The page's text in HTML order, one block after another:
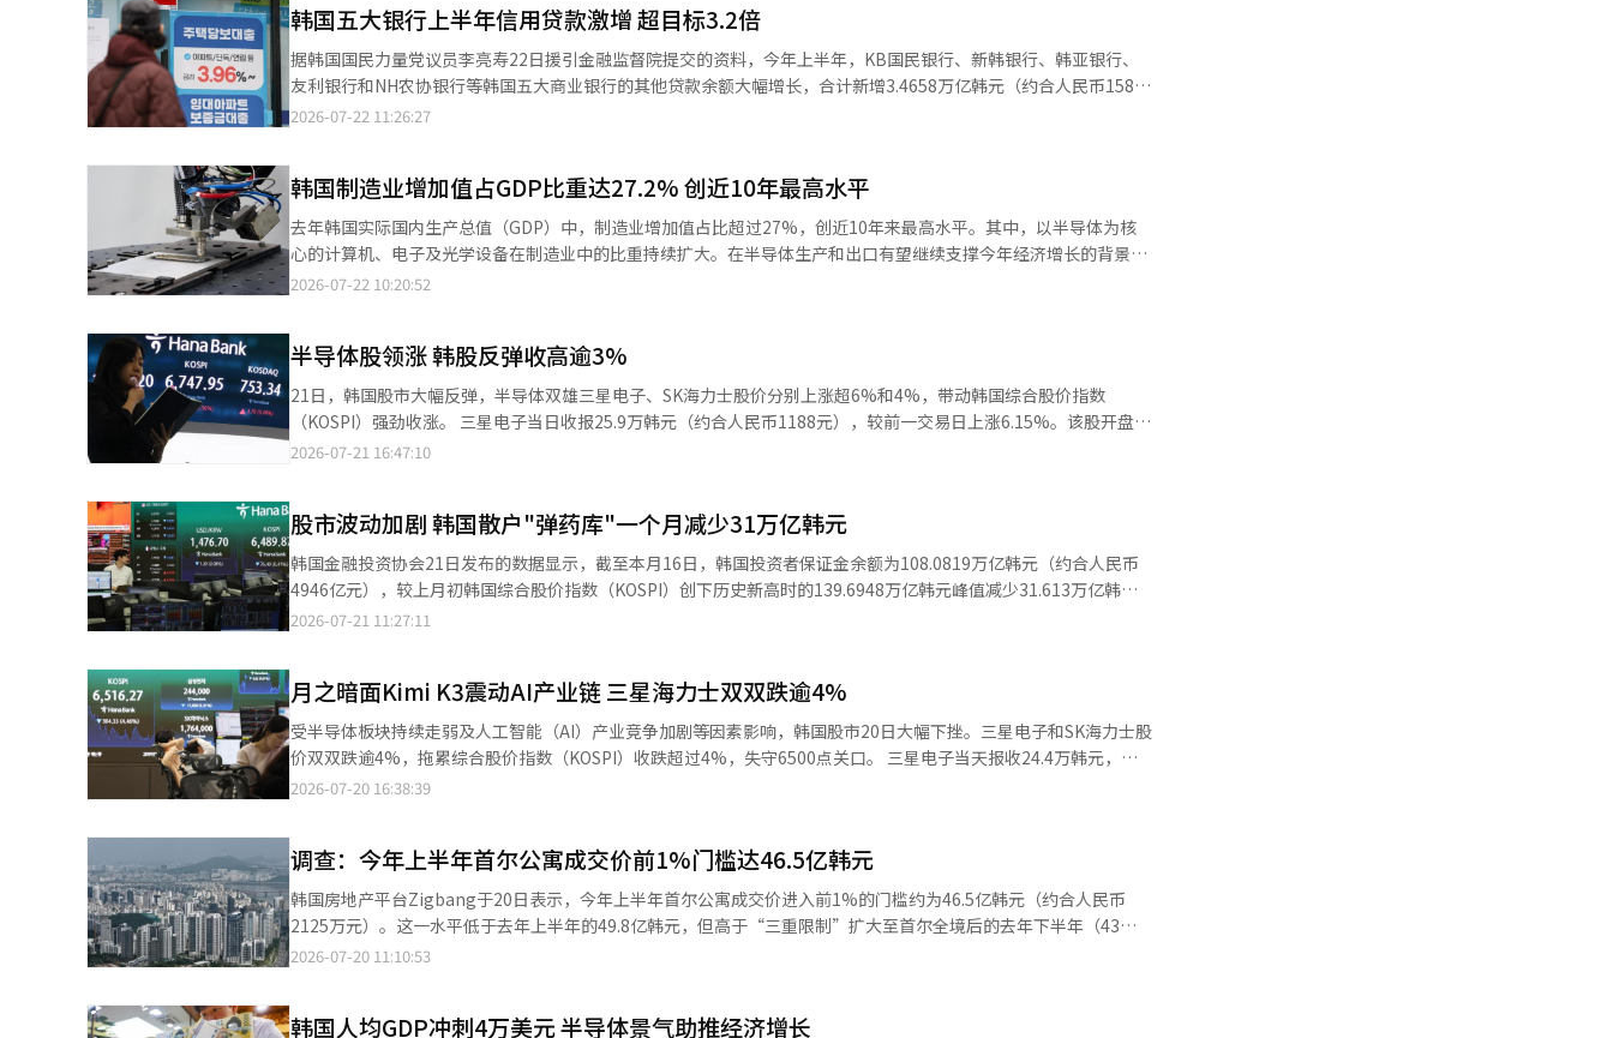
韩国五大银行上半年信用贷款激增 超目标3.2倍
据韩国国民力量党议员李亮寿22日援引金融监督院提交的资料，今年上半年，KB国民银行、新韩银行、韩亚银行、
友利银行和NH农协银行等韩国五大商业银行的其他贷款余额大幅增长，合计新增3.4658万亿韩元（约合人民币158亿
元），较各银行设定的年度目标合计高出约2.4万亿韩元，达到目标值的约3.2倍。 分析认为，受“借钱炒股”热潮带
2026-07-22 11:26:27
韩国制造业增加值占GDP比重达27.2% 创近10年最高水平
去年韩国实际国内生产总值（GDP）中，制造业增加值占比超过27%，创近10年来最高水平。其中，以半导体为核
心的计算机、电子及光学设备在制造业中的比重持续扩大。在半导体生产和出口有望继续支撑今年经济增长的背景
下，关于培育半导体之外新增长引擎的呼声也日益高涨。 据韩国国会预算政策处22日发布的数据，去年韩国制造业
2026-07-22 10:20:52
半导体股领涨 韩股反弹收高逾3%
21日，韩国股市大幅反弹，半导体双雄三星电子、SK海力士股价分别上涨超6%和4%，带动韩国综合股价指数
（KOSPI）强劲收涨。 三星电子当日收报25.9万韩元（约合人民币1188元），较前一交易日上涨6.15%。该股开盘报
24.7万韩元，盘中一度跌破平盘，随后震荡走高，最高触及26.35万韩元，涨幅一度接近8%。SK海力士收报183.6万
2026-07-21 16:47:10
股市波动加剧 韩国散户"弹药库"一个月减少31万亿韩元
韩国金融投资协会21日发布的数据显示，截至本月16日，韩国投资者保证金余额为108.0819万亿韩元（约合人民币
4946亿元），较上月初韩国综合股价指数（KOSPI）创下历史新高时的139.6948万亿韩元峰值减少31.613万亿韩
元，降幅达22.6%。 与一个月前（上月16日）的124.5516万亿韩元相比，投资者保证金余额减少16.4697万亿韩元，
2026-07-21 11:27:11
月之暗面Kimi K3震动AI产业链 三星海力士双双跌逾4%
受半导体板块持续走弱及人工智能（AI）产业竞争加剧等因素影响，韩国股市20日大幅下挫。三星电子和SK海力士股
价双双跌逾4%，拖累综合股价指数（KOSPI）收跌超过4%，失守6500点关口。 三星电子当天报收24.4万韩元，较
前一交易日下跌4.31%，创下自5月4日（23.25万韩元）的新低。三星电子开盘一度大跌5.49%，盘中最低触及24万
2026-07-20 16:38:39
调查：今年上半年首尔公寓成交价前1%门槛达46.5亿韩元
韩国房地产平台Zigbang于20日表示，今年上半年首尔公寓成交价进入前1%的门槛约为46.5亿韩元（约合人民币
2125万元）。这一水平低于去年上半年的49.8亿韩元，但高于“三重限制”扩大至首尔全境后的去年下半年（43亿
韩元）。 今年上半年，首尔成交价前1%公寓的平均成交金额为63.059亿韩元，同样低于去年上半年的68.8334亿韩
2026-07-20 11:10:53
韩国人均GDP冲刺4万美元 半导体景气助推经济增长